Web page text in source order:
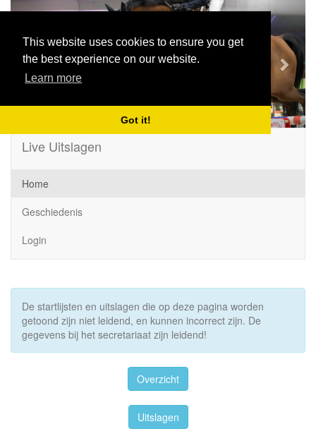
This website uses cookies to ensure you get
the best experience on our website.
Learn more
Got it!
Previous Next
Live Uitslagen
Home
Geschiedenis
Login
De startlijsten en uitslagen die op deze pagina worden
getoond zijn niet leidend, en kunnen incorrect zijn. De
gegevens bij het secretariaat zijn leidend!
Overzicht
Uitslagen